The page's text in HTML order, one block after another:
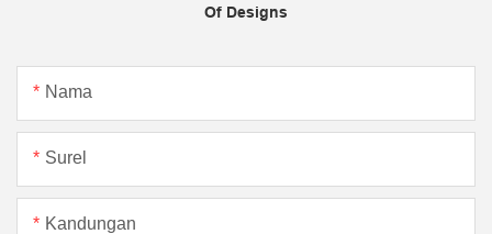
Of Designs
Nama
Surel
Kandungan